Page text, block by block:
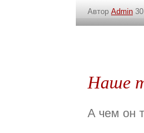
Автор Admin
Наше
А чем он